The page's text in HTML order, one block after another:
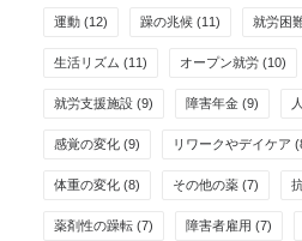
運動 (12) 躁の兆候 (11) 就労困
生活リズム (11) オープン就労 (10)
就労支援施設 (9) 障害年金 (9)
感覚の変化 (9) リワークやデイケア
体重の変化 (8) その他の薬 (7)
薬剤性の躁転 (7) 障害者雇用 (7)